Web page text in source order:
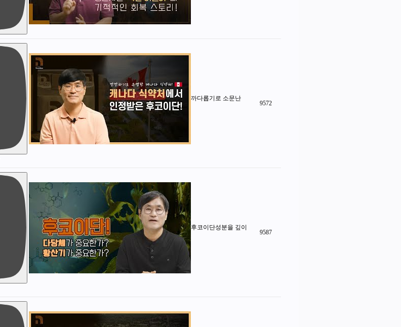
까다롭기로 소문난
9572
후코이단성분을 깊이
9587